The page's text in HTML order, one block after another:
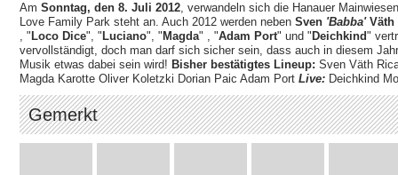
Am Sonntag, den 8. Juli 2012, verwandeln sich die Hanauer
Love Family Park steht an. Auch 2012 werden neben Sven 'Babba' Väth
, " Loco Dice", " Luciano", " Magda" , "Adam Port" und " Deichkind"
vervollständigt, doch man darf sich sicher sein, dass auch in diesem
Musik etwas dabei sein wird! Bisher bestätigtes Lineup: Sven Väth
Magda Karotte Oliver Koletzki Dorian Paic Adam Port Live: Deichkind
Gemerkt